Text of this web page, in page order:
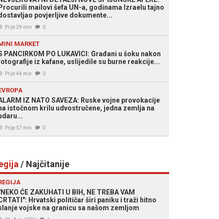
mailovi šefa UN-a, godinama Izraelu tajno
povjerljive dokumente...
Prije 29 min 0
MARKET
PANCIRKOM PO LUKAVICI: Građani u šoku nakon
iz kafane, uslijedile su burne reakcije...
Prije 44 min 0
IZ NATO SAVEZA: Ruske vojne provokacije
istočnom krilu udvostručene, jedna zemlja na
Prije 57 min 0
/ Najčitanije
ĆE ZAKUHATI U BIH, NE TREBA VAM
Hrvatski političar širi paniku i traži hitno
vojske na granicu sa našom zemljom